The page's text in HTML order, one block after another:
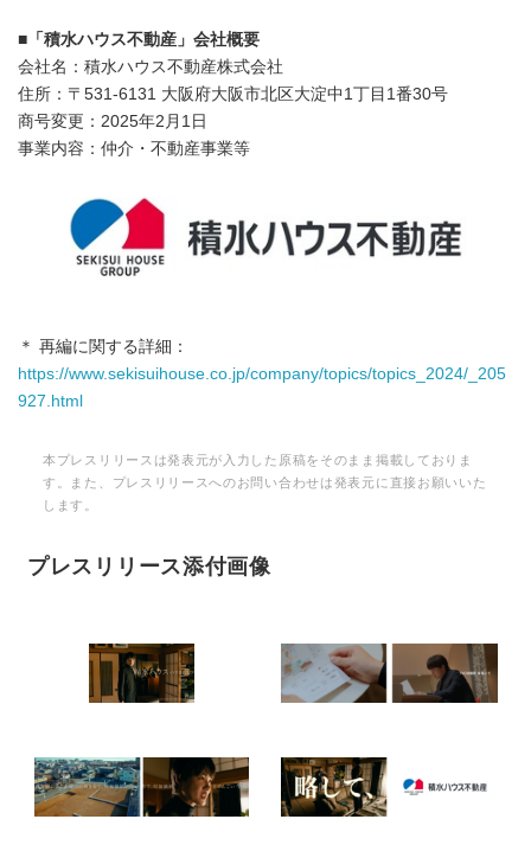
■ 「積水ハウス不動産」会社概要
会社名：積水ハウス不動産株式会社
住所：〒531-6131 大阪府大阪市北区大淀中1丁目1番30号
商号変更：2025年2月1日
事業内容：仲介・不動産事業等
＊ 再編に関する詳細：
https://www.sekisuihouse.co.jp/company/topics/topics_2024/_205
927.html
本プレスリリースは発表元が入力した原稿をそのまま掲載しておりま
す。また、プレスリリースへのお問い合わせは発表元に直接お願いいた
します。
プレスリリース添付画像